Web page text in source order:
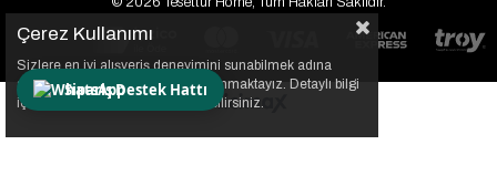
Sipariş Destek Hattı
Çerez Kullanımı
Sizlere en iyi alışveriş deneyimini sunabilmek adına
sitemizde çerezler(cookies) kullanmaktayız. Detaylı bilgi
için Kvkk sözleşmesini inceleyebilirsiniz.